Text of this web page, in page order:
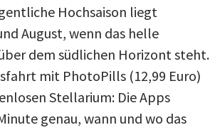
Hochsaison liegt
August, wenn das helle
dem südlichen Horizont steht.
mit PhotoPills (12,99 Euro)
Stellarium: Die Apps
genau, wann und wo das